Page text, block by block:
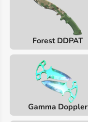
Forest DDPAT
Gamma Doppler